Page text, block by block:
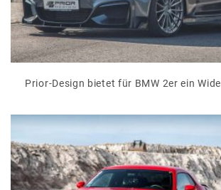
Prior-Design bietet für BMW 2er ein